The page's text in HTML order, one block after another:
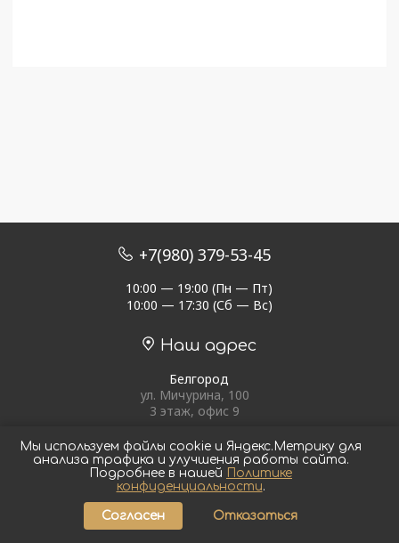
+7(980) 379-53-45
10:00 — 19:00 (Пн — Пт)
10:00 — 17:30 (Сб — Вс)
Наш адрес
Белгород
ул. Мичурина, 100
3 этаж, офис 9
Официальный сайт
Мы используем файлы cookie и Яндекс.Метрику для
анализа трафика и улучшения работы сайта.
Подробнее в нашей
Политике
конфиденциальности.
Согласен Отказаться